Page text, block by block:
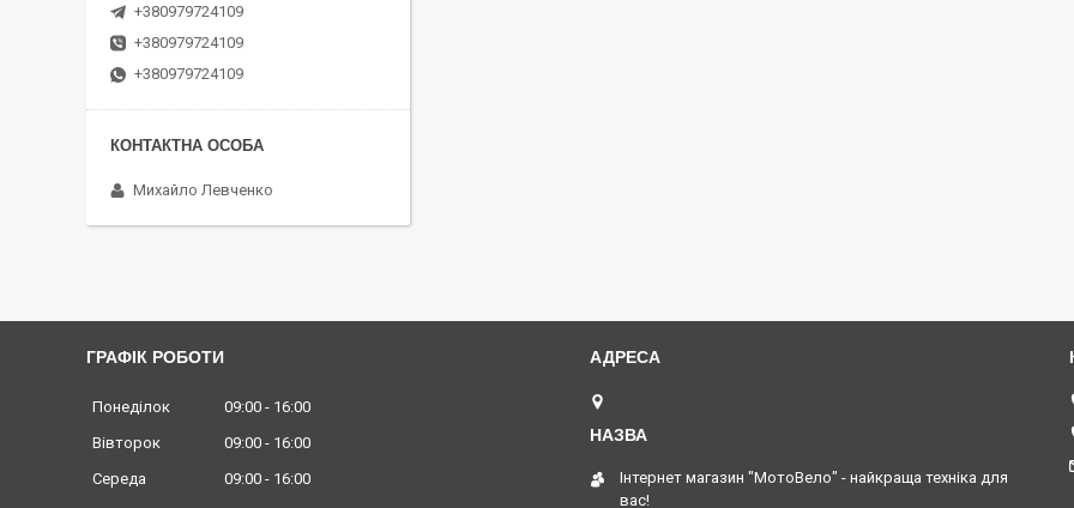
+380979724109
+380979724109
+380979724109
Михайло Левченко
ГРАФІК РОБОТИ
Понеділок 09:00
16:00
Вівторок
09:00
16:00
Середа
09:00
16:00
Інтернет магазин "МотоВело" - найкраща техніка для
вас!